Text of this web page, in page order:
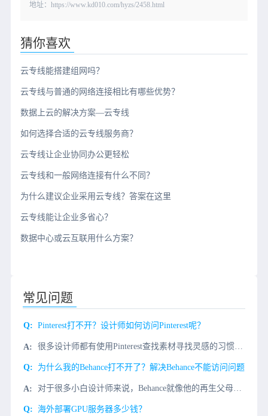
地址：https://www.kd010.com/hyzs/2458.html
猜你喜欢
云专线能搭建组网吗？
云专线与普通的网络连接相比有哪些优势？
数据上云的解决方案—云专线
如何选择合适的云专线服务商？
云专线让企业协同办公更轻松
云专线和一般网络连接有什么不同？
为什么建议企业采用云专线？答案在这里
云专线能让企业多省心？
数据中心或云互联用什么方案？
常见问题
Pinterest打不开？设计师如何访问Pinterest呢？
很多设计师都有使用Pinterest查找素材寻找灵感的习惯，经常会遇到打不开或者打开慢的情况，可以说算得上是设计界共同面临的问题。但是不少设计师出于工作或学习需求仍需访问Pinterest。为什么Pi
为什么我的Behance打不开了？解决Behance不能访问问题
对于很多小白设计师来说，Behance就像他的再生父母，给予他不断的灵感和帮助。但是，最近Behance居然不能访问了？如何解决这个大麻烦？我们先了解一下为什么访问Behance慢？1、Behance
海外部署GPU服务器多少钱？